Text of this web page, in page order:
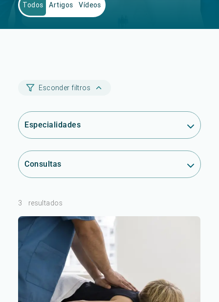
Todos Artigos Vídeos
Esconder filtros
Especialidades
Consultas
3 resultados